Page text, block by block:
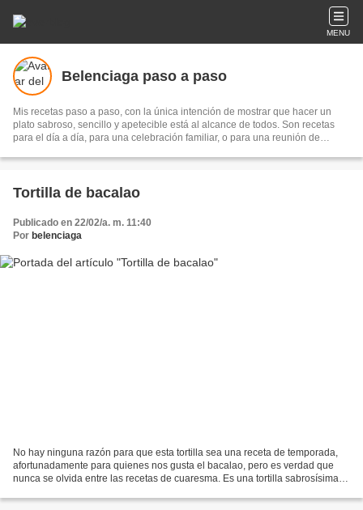
MENU
Belenciaga paso a paso
Mis recetas paso a paso, con la única intención de mostrar que hacer un
plato sabroso, sencillo y apetecible está al alcance de todos. Son recetas
para el día a día, para una celebración familiar, o para una reunión de
entusiasmo para hacerlas y el placer de compartirlas.
Tortilla de bacalao
Publicado en 22/02/a. m. 11:40
Por belenciaga
No hay ninguna razón para que esta tortilla sea una receta de temporada,
afortunadamente para quienes nos gusta el bacalao, pero es verdad que
nunca se olvida entre las recetas de cuaresma. Es una tortilla sabrosísima y